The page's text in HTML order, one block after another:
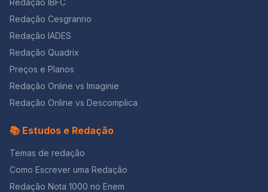
povos africanos e pela exploração de mulheres
indígenas e negras, cujas histórias foram
sistematicamente silenciadas ao longo do tempo. Além
deslocamento intercontinental de populações da
história. Entre os séculos XVI e XIX, cerca de 5 milhões
de europeus migraram para o país, enquanto ao
menos 5 milhões de africanos foram trazidos à força
como pessoas escravizadas. Esse processo resultou
combinações de ancestralidades que não existem nem
riqueza genética, muitos brasileiros desconhecem sua
própria ancestralidade, especialmente quando ligada a
povos africanos e indígenas. Esse desconhecimento
não é aleatório, mas consequência de um apagamento
Redação IBFC
Redação Cesgranrio
Redação IADES
Redação Quadrix
Preços e Planos
Redação Online vs Imaginie
Redação Online vs Descomplica
📚 Estudos e Redação
Temas de redação
Como Escrever uma Redação
Redação Nota 1000 no Enem